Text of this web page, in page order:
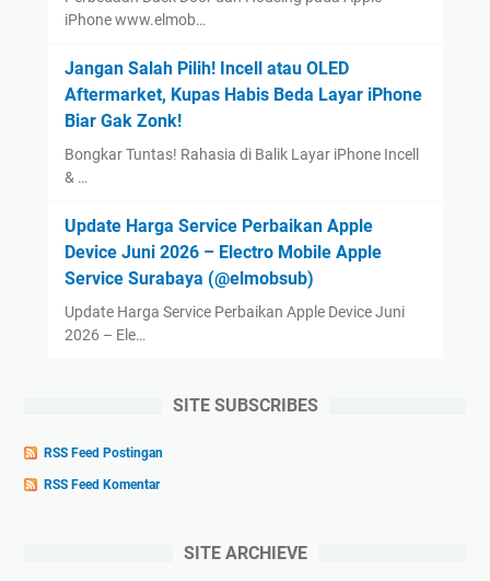
iPhone www.elmob…
Jangan Salah Pilih! Incell atau OLED
Aftermarket, Kupas Habis Beda Layar iPhone
Biar Gak Zonk!
Bongkar Tuntas! Rahasia di Balik Layar iPhone Incell
& …
Update Harga Service Perbaikan Apple
Device Juni 2026 – Electro Mobile Apple
Service Surabaya (@elmobsub)
Update Harga Service Perbaikan Apple Device Juni
2026 – Ele…
SITE SUBSCRIBES
RSS Feed Postingan
RSS Feed Komentar
SITE ARCHIEVE